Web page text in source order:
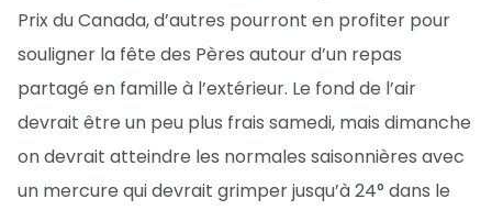
Prix du Canada, d’autres pourront en profiter pour
souligner la fête des Pères autour d’un repas
partagé en famille à l’extérieur. Le fond de l’air
devrait être un peu plus frais samedi, mais dimanche
on devrait atteindre les normales saisonnières avec
un mercure qui devrait grimper jusqu’à 24° dans le